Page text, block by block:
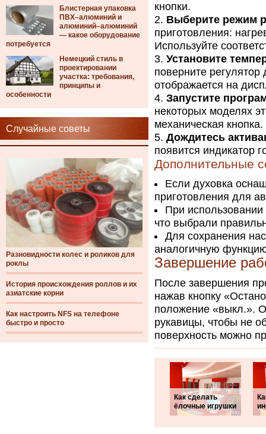
Блистерная упаковка
ПВХ–алюминий и
алюминий–алюминий
— какое оборудование
потребуется
Немецкий стиль в
проектировании
участка: требования,
принципы и
особенности
Случайные советы
Разновидности колес и роликов для
роклы
История происхождения роллов и их
азиатские корни
Как настроить NFS на телефоне
быстро и просто
кнопки.
Выберите режим
приготовления:
Используйте
Установите
поверните
отображается на
Запустите
некоторых моделях
механическая кнопка.
Дождитесь
появится индикатор
Дополнительные
Если духовка
приготовления для
При
что выбрали
Для сохранения
аналогичную
Завершение
После завершения
нажав кнопку
положение «выкл.».
рукавицы, чтобы не
поверхность можно
Как сделать
ёлочные игрушки